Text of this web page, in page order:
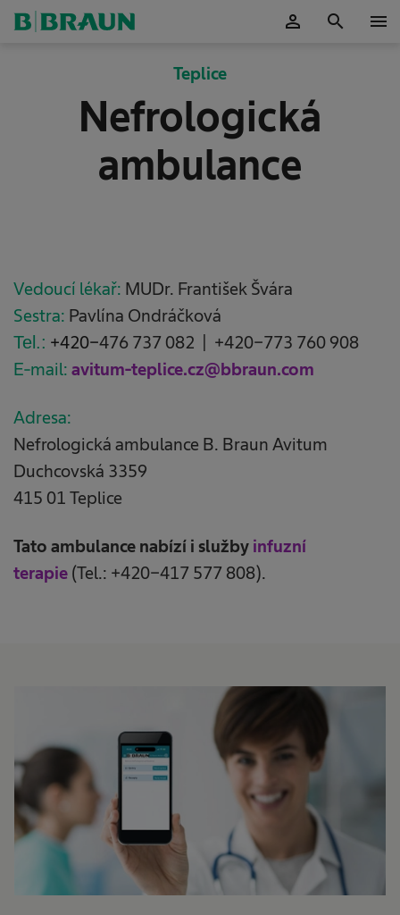
person search menu
Teplice
Nefrologická
ambulance
Vedoucí lékař: MUDr. František Švára
Sestra: Pavlína Ondráčková
Tel.: +420-476 737 082 | +420-773 760 908
E-mail: avitum-teplice.cz@bbraun.com
Adresa:
Nefrologická ambulance B. Braun Avitum
Duchcovská 3359
415 01 Teplice
Tato ambulance nabízí i služby infuzní
terapie (Tel.: +420-417 577 808).